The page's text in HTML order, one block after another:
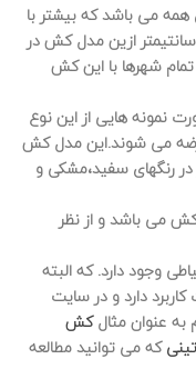
می باشد که بیشتر با
نام کش سفید خیاطی می شناسیم.حداقل ۱۰ سانتیمتر ازین مدل کش در
شهرها با این کش
نمونه هایی از این نوع
می شوند.این مدل کش
متر) تا ۱۰ سانتی متر در رنگهای سفید،مشکی و
می باشد و از نظر
وجود دارد. که البته
دارد و در سایت
به عنوان مثالکش
که می توانید مطالعه